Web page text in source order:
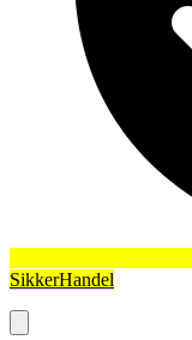
SikkerHandel